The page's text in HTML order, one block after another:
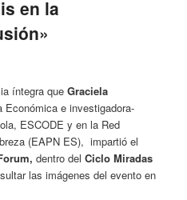
en la
íntegra queGraciela
Económica e investigadora-
ESCODE y en la Red
(EAPN ES), impartió el
dentro del Ciclo Miradas
las imágenes del evento en